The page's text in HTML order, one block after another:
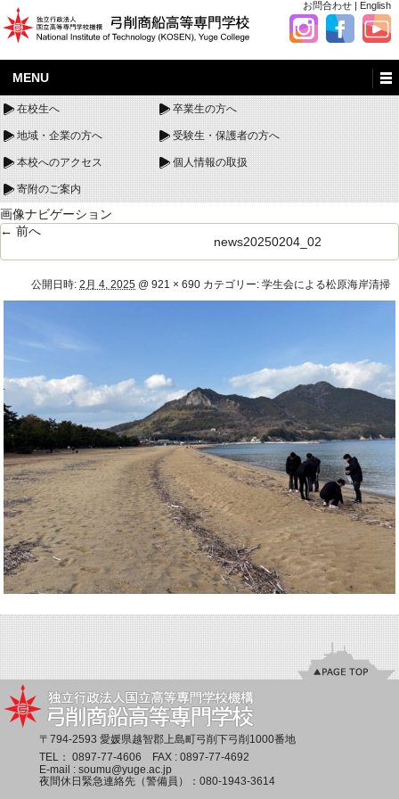
お問合わせ | English
MENU
在校生へ 卒業生の方へ
地域・企業の方へ 受験生・保護者の方へ
本校へのアクセス 個人情報の取扱
寄附のご案内
画像ナビゲーション
← 前へ
news20250204_02
公開日時: 2月 4, 2025 @ 921 × 690 カテゴリー: 学生会による松原海岸清掃
〒794-2593 愛媛県越智郡上島町弓削下弓削1000番地
TEL： 0897-77-4606 FAX : 0897-77-4692
E-mail : soumu@yuge.ac.jp
夜間休日緊急連絡先（警備員）： 080-1943-3614